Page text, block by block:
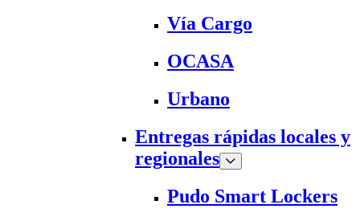
Vía Cargo
OCASA
Urbano
Entregas rápidas locales y
regionales
Pudo Smart Lockers